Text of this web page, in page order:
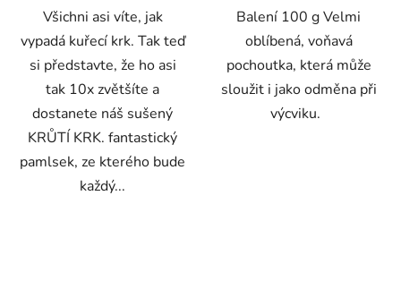
hvězdiček.
Všichni asi víte, jak
vypadá kuřecí krk. Tak teď
si představte, že ho asi
tak 10x zvětšíte a
dostanete náš sušený
KRŮTÍ KRK. fantastický
pamlsek, ze kterého bude
každý...
hvězdiček.
Balení 100 g Velmi
oblíbená, voňavá
pochoutka, která může
sloužit i jako odměna při
výcviku.